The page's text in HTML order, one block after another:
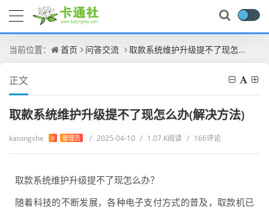
当前位置： 首页 问答交流 取款系统维护升级提不了现怎么办(解决方法)
正文
取款系统维护升级提不了现怎么办(解决方法)
katongshe V 管理员 / 2025-04-10 / 1.07 K阅读 / 166评论
取款系统维护升级提不了现怎么办？
随着科技的不断发展，各种电子支付方式的普及，取款机已